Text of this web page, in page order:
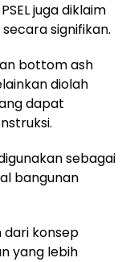
juga diklaim
signifikan.
bottom ash
diolah
dapat
sebagai
bangunan
dari konsep
yang lebih